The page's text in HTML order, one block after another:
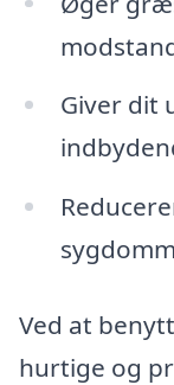
Giver dit
Ved at
hurtige og